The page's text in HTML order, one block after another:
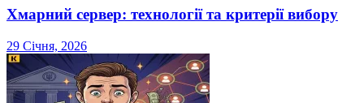
Хмарний сервер: технології та критерії вибору
29 Січня, 2026